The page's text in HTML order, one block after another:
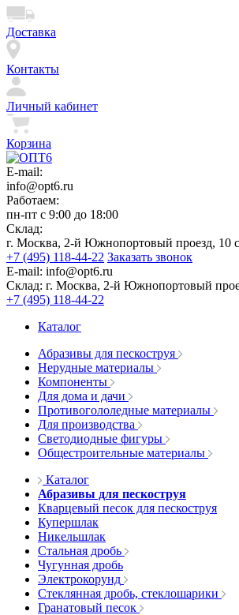
Доставка
Контакты
Личный кабинет
Корзина
E-mail:
info@opt6.ru
Работаем:
пн-пт с 9:00 до 18:00
Склад:
г. Москва, 2-й Южнопортовый проезд, 10
+7 (495) 118-44-22 Заказать звонок
E-mail: info@opt6.ru
Склад: г. Москва, 2-й Южнопортовый
+7 (495) 118-44-22
Каталог
Абразивы для пескоструя
Нерудные материалы
Компоненты
Для дома и дачи
Противогололедные материалы
Для производства
Светодиодные фигуры
Общестроительные материалы
Каталог
Абразивы для пескоструя
Кварцевый песок для пескоструя
Купершлак
Никельшлак
Стальная дробь
Чугунная дробь
Электрокорунд
Стеклянная дробь, стеклошарики
Гранатовый песок